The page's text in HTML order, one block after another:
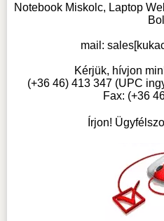
Notebook Miskolc, Laptop
mail:
Kérjük, hívjon
(+36 46) 413 347 (UPC
Fax: (+36
Írjon!